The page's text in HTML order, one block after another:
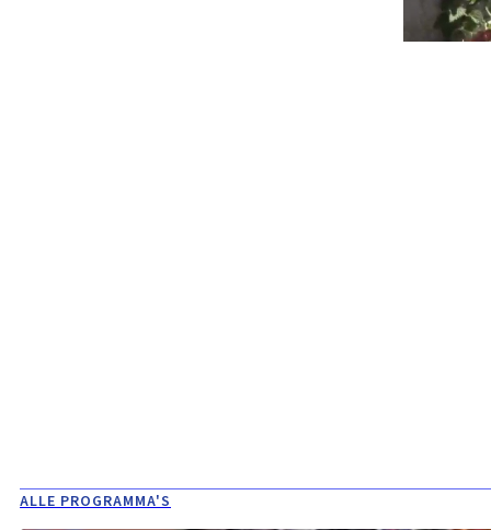
ALLE PROGRAMMA'S